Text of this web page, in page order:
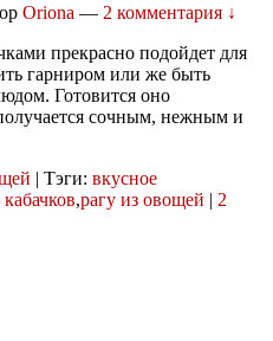
Oriona — 2 комментария ↓
прекрасно подойдет для
гарниром или же быть
Готовится оно
сочным, нежным и
| Тэги: вкусное
,рагу из овощей | 2